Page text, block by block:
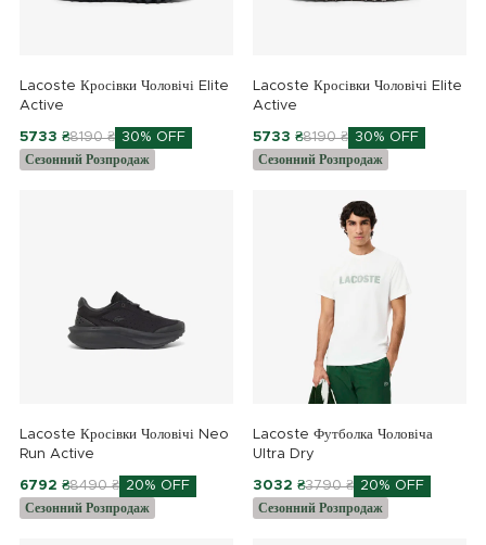
Lacoste Кросівки Чоловічі Elite
Active
5733 ₴8190 ₴ 30% OFF
Сезонний Розпродаж
Lacoste Кросівки Чоловічі Elite
Active
5733 ₴8190 ₴ 30% OFF
Сезонний Розпродаж
Lacoste Кросівки Чоловічі Neo
Run Active
6792 ₴8490 ₴ 20% OFF
Сезонний Розпродаж
Lacoste Футболка Чоловіча
Ultra Dry
3032 ₴3790 ₴ 20% OFF
Сезонний Розпродаж